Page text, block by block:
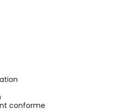
conforme